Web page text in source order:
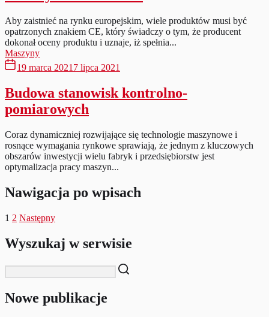
Aby zaistnieć na rynku europejskim, wiele produktów musi być
opatrzonych znakiem CE, który świadczy o tym, że producent
dokonał oceny produktu i uznaje, iż spełnia...
Maszyny
19 marca 2021 7 lipca 2021
Budowa stanowisk kontrolno-
pomiarowych
Coraz dynamiczniej rozwijające się technologie maszynowe i
rosnące wymagania rynkowe sprawiają, że jednym z kluczowych
obszarów inwestycji wielu fabryk i przedsiębiorstw jest
optymalizacja pracy maszyn...
Nawigacja po wpisach
1 2 Następny
Wyszukaj w serwisie
Nowe publikacje